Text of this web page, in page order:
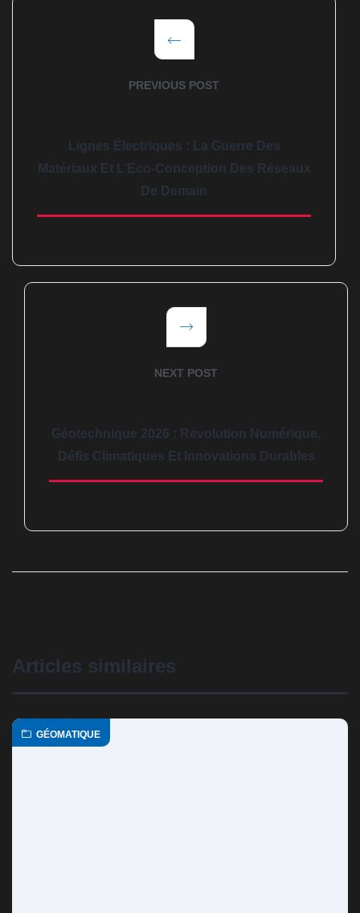
PREVIOUS POST
Lignes Électriques : La Guerre Des
Matériaux Et L’Eco-Conception Des Réseaux
De Demain
NEXT POST
Géotechnique 2026 : Révolution Numérique,
Défis Climatiques Et Innovations Durables
Articles similaires
GÉOMATIQUE